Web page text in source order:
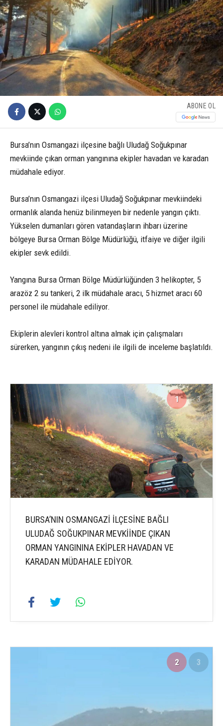
ABONE OL
Bursa’nın Osmangazi ilçesine bağlı Uludağ Soğukpınar
mevkiinde çıkan orman yangınına ekipler havadan ve karadan
müdahale ediyor.
Bursa’nın Osmangazi ilçesi Uludağ Soğukpınar mevkiindeki
ormanlık alanda henüz bilinmeyen bir nedenle yangın çıktı.
Yükselen dumanları gören vatandaşların ihbarı üzerine
bölgeye Bursa Orman Bölge Müdürlüğü, itfaiye ve diğer ilgili
ekipler sevk edildi.
Yangına Bursa Orman Bölge Müdürlüğünden 3 helikopter, 5
arazöz 2 su tankeri, 2 ilk müdahale aracı, 5 hizmet aracı 60
personel ile müdahale ediliyor.
Ekiplerin alevleri kontrol altına almak için çalışmaları
sürerken, yangının çıkış nedeni ile ilgili de inceleme başlatıldı.
1 3
BURSA’NIN OSMANGAZİ İLÇESİNE BAĞLI
ULUDAĞ SOĞUKPINAR MEVKİİNDE ÇIKAN
ORMAN YANGININA EKİPLER HAVADAN VE
KARADAN MÜDAHALE EDİYOR.
2 3